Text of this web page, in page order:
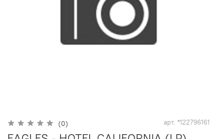
(0) арт. *122796161